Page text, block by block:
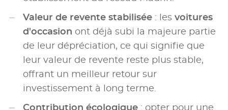
Valeur de revente stabilisée : les voitures
d'occasion ont déjà subi la majeure partie
de leur dépréciation, ce qui signifie que
leur valeur de revente reste plus stable,
offrant un meilleur retour sur
investissement à long terme.
Contribution écologique : opter pour une